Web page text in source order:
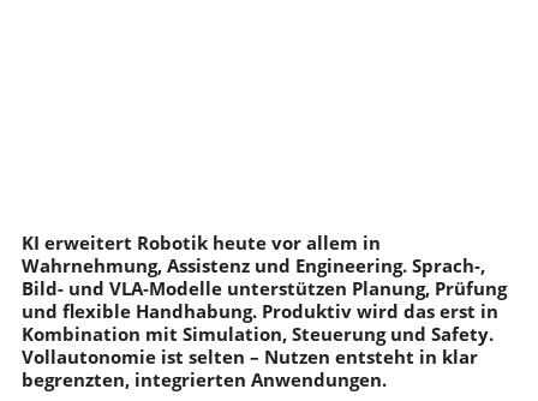
KI erweitert Robotik heute vor allem in
Wahrnehmung, Assistenz und Engineering. Sprach-,
Bild- und VLA-Modelle unterstützen Planung, Prüfung
und flexible Handhabung. Produktiv wird das erst in
Kombination mit Simulation, Steuerung und Safety.
Vollautonomie ist selten – Nutzen entsteht in klar
begrenzten, integrierten Anwendungen.